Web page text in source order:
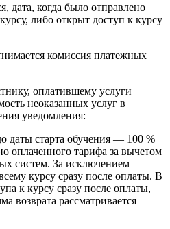
дата, когда было отправлено
либо открыт доступ к курсу
комиссия платежных
оплатившему услуги
неоказанных услуг в
уведомления:
даты старта обучения — 100 %
оплаченного тарифа за вычетом
систем. За исключением
курсу сразу после оплаты. В
к курсу сразу после оплаты,
возврата рассматривается